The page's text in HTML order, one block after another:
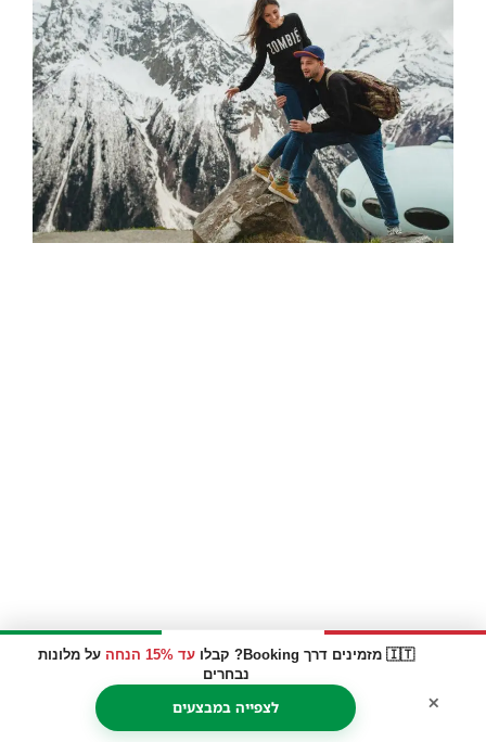
🇮🇹 מזמינים דרך Booking? קבלו עד 15% הנחה
על מלונות
נבחרים
לצפייה במבצעים ×